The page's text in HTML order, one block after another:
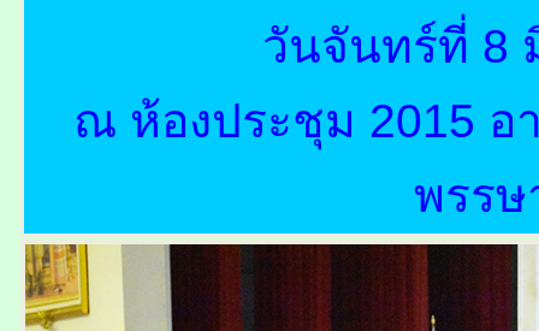
วันจันทร์ที่ 8
ณ ห้องประชุม 2015 อ
พรร